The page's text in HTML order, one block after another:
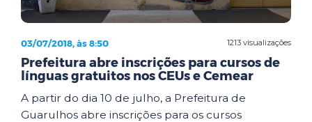
1213 visualizações
03/07/2018, às 8:50
Prefeitura abre inscrições para cursos de
línguas gratuitos nos CEUs e Cemear
A partir do dia 10 de julho, a Prefeitura de
Guarulhos abre inscrições para os cursos